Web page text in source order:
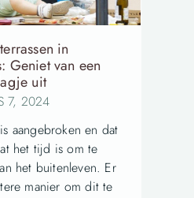
in
Geniet van een
uit
7, 2024
aangebroken en dat
het tijd is om te
het buitenleven. Er
manier om dit te